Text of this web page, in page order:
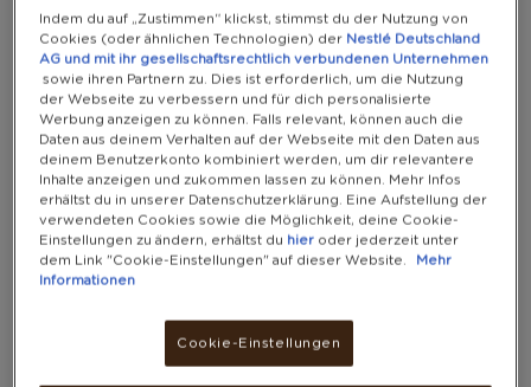
GUSTO
GUTSCHEINE
KATEGORIE
SORTIEREN
NACH PUNKTEN FILTERN
NACH MARKE FILTERN
Indem du auf „Zustimmen“ klickst, stimmst du der Nutzung von
Cookies (oder ähnlichen Technologien) der Nestlé Deutschland
AG und mit ihr gesellschaftsrechtlich verbundenen Unternehmen
sowie ihren Partnern zu. Dies ist erforderlich, um die Nutzung
der Webseite zu verbessern und für dich personalisierte
Werbung anzeigen zu können. Falls relevant, können auch die
Daten aus deinem Verhalten auf der Webseite mit den Daten aus
deinem Benutzerkonto kombiniert werden, um dir relevantere
Inhalte anzeigen und zukommen lassen zu können. Mehr Infos
erhältst du in unserer Datenschutzerklärung. Eine Aufstellung der
verwendeten Cookies sowie die Möglichkeit, deine Cookie-
Einstellungen zu ändern, erhältst du hier oder jederzeit unter
dem Link "Cookie-Einstellungen" auf dieser Website.
Mehr
Informationen
Cookie-Einstellungen